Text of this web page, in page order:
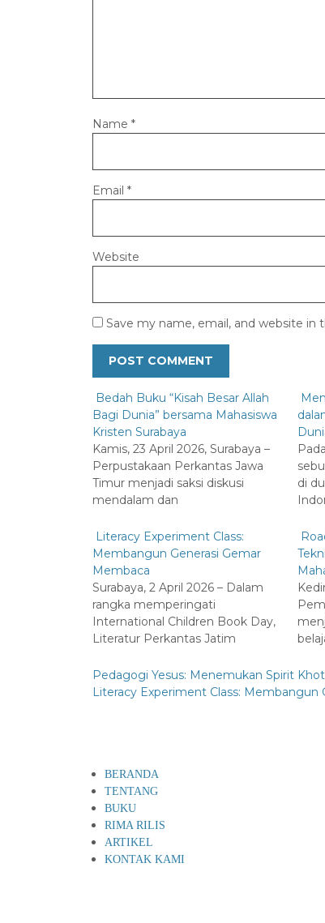
Name *
Email *
Website
Save my name, email, and website
Bedah Buku “Kisah Besar Allah
Bagi Dunia” bersama Mahasiswa
Kristen Surabaya
Kamis, 23 April 2026, Surabaya –
Perpustakaan Perkantas Jawa
Timur menjadi saksi diskusi
mendalam dan
di
Literacy Experiment Class:
Membangun Generasi Gemar
Membaca
Surabaya, 2 April 2026 – Dalam
rangka memperingati
International Children Book Day,
Literatur Perkantas Jatim
Pedagogi Yesus: Menemukan Spirit
Literacy Experiment Class: Membangun
BERANDA
TENTANG
BUKU
RIMA RILIS
ARTIKEL
KONTAK KAMI